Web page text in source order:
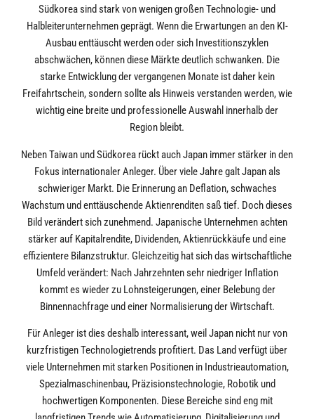
Südkorea sind stark von wenigen großen Technologie- und
Halbleiterunternehmen geprägt. Wenn die Erwartungen an den KI-
Ausbau enttäuscht werden oder sich Investitionszyklen
abschwächen, können diese Märkte deutlich schwanken. Die
starke Entwicklung der vergangenen Monate ist daher kein
Freifahrtschein, sondern sollte als Hinweis verstanden werden, wie
wichtig eine breite und professionelle Auswahl innerhalb der
Region bleibt.
Neben Taiwan und Südkorea rückt auch Japan immer stärker in den
Fokus internationaler Anleger. Über viele Jahre galt Japan als
schwieriger Markt. Die Erinnerung an Deflation, schwaches
Wachstum und enttäuschende Aktienrenditen saß tief. Doch dieses
Bild verändert sich zunehmend. Japanische Unternehmen achten
stärker auf Kapitalrendite, Dividenden, Aktienrückkäufe und eine
effizientere Bilanzstruktur. Gleichzeitig hat sich das wirtschaftliche
Umfeld verändert: Nach Jahrzehnten sehr niedriger Inflation
kommt es wieder zu Lohnsteigerungen, einer Belebung der
Binnennachfrage und einer Normalisierung der Wirtschaft.
Für Anleger ist dies deshalb interessant, weil Japan nicht nur von
kurzfristigen Technologietrends profitiert. Das Land verfügt über
viele Unternehmen mit starken Positionen in Industrieautomation,
Spezialmaschinenbau, Präzisionstechnologie, Robotik und
hochwertigen Komponenten. Diese Bereiche sind eng mit